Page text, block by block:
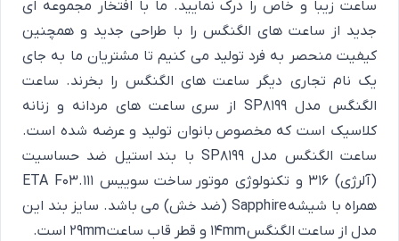
ساعت زیبا و خاص را درک نمایید. ما با افتخار مجموعه ای
جدید از ساعت های الگنگس را با طراحی جدید و همچنین
کیفیت منحصر به فرد تولید می کنیم تا مشتریان ما به جای
یک نام تجاری دیگر ساعت های الگنگس را بخرند. ساعت
الگنگس مدل SP8199 از سری ساعت های مردانه و زنانه
کلاسیک است که مخصوص بانوان تولید و عرضه شده است.
ساعت الگنگس مدل SP8199 با بند استیل ضد حساسیت
(آلرژی) 316 و تکنولوژی موتور ساخت سوییس ETA F03.111
همراه با شیشه Sapphire (ضد خش) می باشد. سایز بند این
مدل از ساعت الگنگس 14mm و قطر قاب ساعت 29mm است.